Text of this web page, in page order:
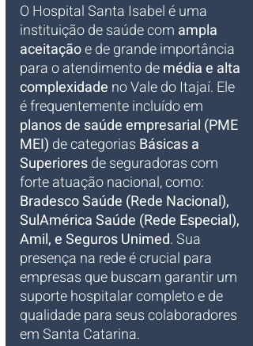
O Hospital Santa Isabel é uma
instituição de saúde com ampla
aceitação e de grande importância
para o atendimento de média e alta
complexidade no Vale do Itajaí. Ele
é frequentemente incluído em
planos de saúde empresarial (PME
MEI) de categorias Básicas a
Superiores de seguradoras com
forte atuação nacional, como:
Bradesco Saúde (Rede Nacional),
SulAmérica Saúde (Rede Especial),
Amil, e Seguros Unimed. Sua
presença na rede é crucial para
empresas que buscam garantir um
suporte hospitalar completo e de
qualidade para seus colaboradores
em Santa Catarina.